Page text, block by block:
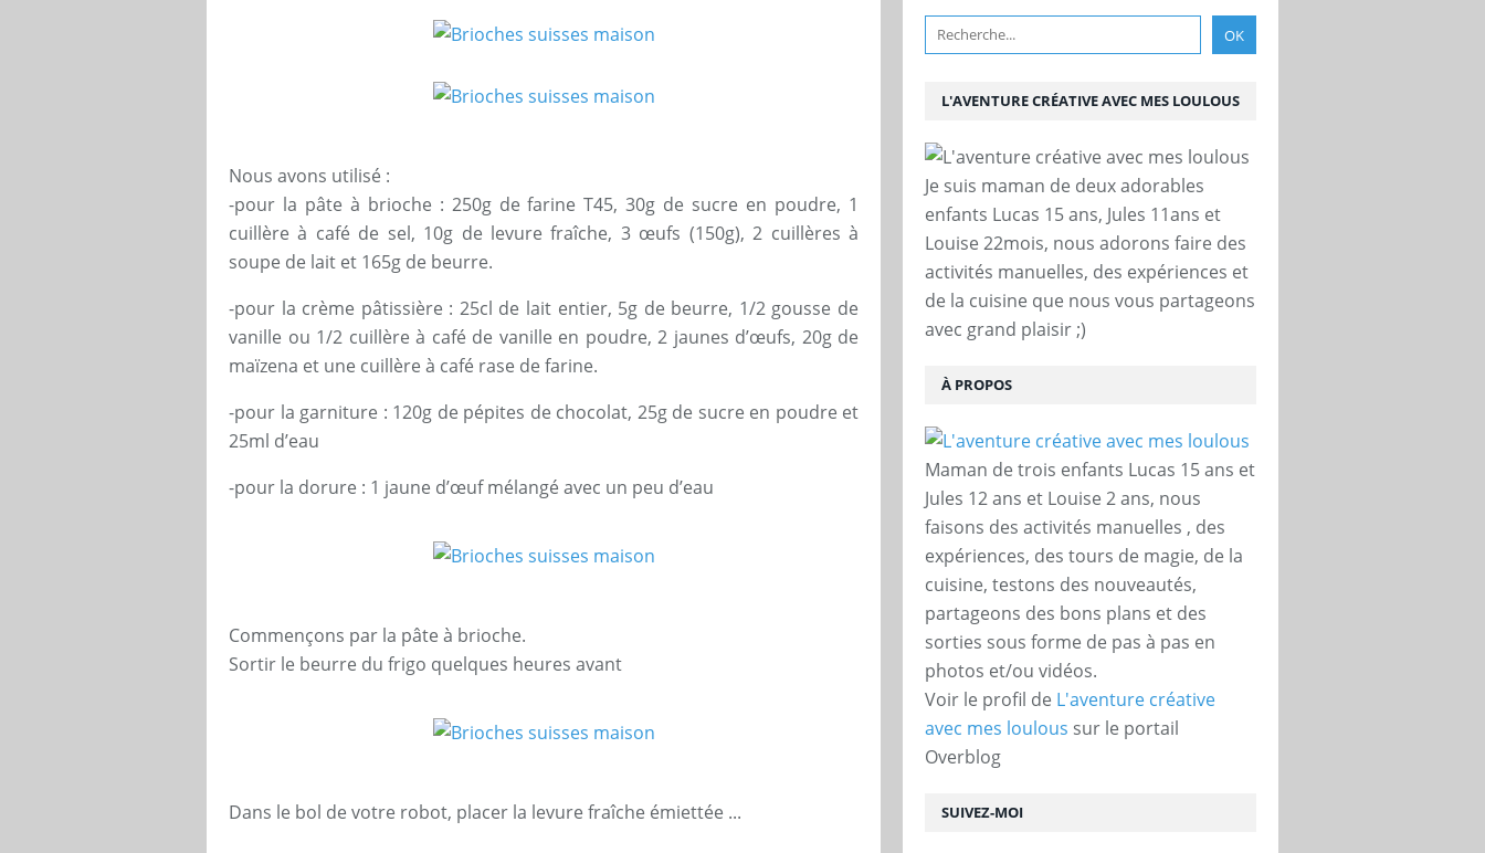
Nous avons utilisé :
-pour la pâte à brioche : 250g de farine T45, 30g de sucre en poudre, 1
cuillère à café de sel, 10g de levure fraîche, 3 œufs (150g), 2 cuillères à
soupe de lait et 165g de beurre.
-pour la crème pâtissière : 25cl de lait entier, 5g de beurre, 1/2 gousse de
vanille ou 1/2 cuillère à café de vanille en poudre, 2 jaunes d’œufs, 20g de
maïzena et une cuillère à café rase de farine.
-pour la garniture : 120g de pépites de chocolat, 25g de sucre en poudre et
25ml d’eau
-pour la dorure : 1 jaune d’œuf mélangé avec un peu d’eau
Commençons par la pâte à brioche.
Sortir le beurre du frigo quelques heures avant
Dans le bol de votre robot, placer la levure fraîche émiettée ... SUIVEZ-MOI
L'AVENTURE CRÉATIVE AVEC MES LOULOUS
Je suis maman de deux adorables
enfants Lucas 15 ans, Jules 11ans et
Louise 22mois, nous adorons faire des
activités manuelles, des expériences et
de la cuisine que nous vous partageons
avec grand plaisir ;)
À PROPOS
Maman de trois enfants Lucas 15 ans et
Jules 12 ans et Louise 2 ans, nous
faisons des activités manuelles , des
expériences, des tours de magie, de la
cuisine, testons des nouveautés,
partageons des bons plans et des
sorties sous forme de pas à pas en
photos et/ou vidéos.
Voir le profil de L'aventure créative
avec mes loulous sur le portail
Overblog